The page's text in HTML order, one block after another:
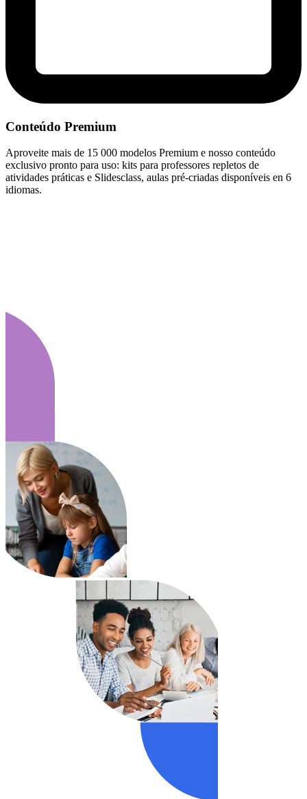
Conteúdo Premium
Aproveite mais de 15 000 modelos Premium e nosso conteúdo
exclusivo pronto para uso: kits para professores repletos de
atividades práticas e Slidesclass, aulas pré-criadas disponíveis en 6
idiomas.